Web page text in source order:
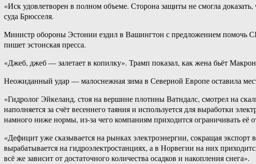
«Иск удовлетворен в полном объеме. Сторона защиты не смогла
суда Брюсселя.
Министр обороны Эстонии ездил в Вашингтон с предложением помочь
пишет эстонская пресса.
«Джеб, джеб — залетает в копилку». Трамп показал, как жена бьёт
Неожиданный удар — малоснежная зима в Северной Европе оставила
«Гидролог Эйкеланд, стоя на вершине плотины Ватндалс, смотрел на
наполняется за счёт весеннего таяния и используется для выработки
намного ниже нормы, из-за чего компаниям приходится ограничивать её
«Дефицит уже сказывается на рынках электроэнергии, сокращая
вырабатывается на гидроэлектростанциях, а в Норвегии на них
всё же зависит от достаточного количества осадков и накопления снега».